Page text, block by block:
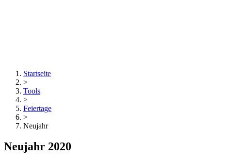
Startseite
>
Tools
>
Feiertage
>
Neujahr
Neujahr 2020